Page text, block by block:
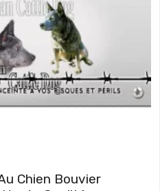
Chien Bouvier